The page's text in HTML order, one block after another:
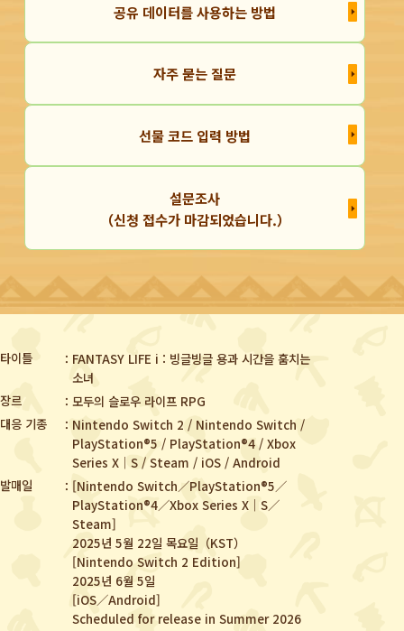
공유 데이터를 사용하는 방법
자주 묻는 질문
선물 코드 입력 방법
설문조사
（신청 접수가 마감되었습니다.）
타이틀
FANTASY LIFE i : 빙글빙글 용과 시간을 훔치는
소녀
장르
모두의 슬로우 라이프 RPG
대응 기종
Nintendo Switch 2 / Nintendo Switch /
PlayStation®5 / PlayStation®4 / Xbox
Series X｜S / Steam / iOS / Android
발매일
[Nintendo Switch／PlayStation®5／
PlayStation®4／Xbox Series X｜S／
Steam]
2025년 5월 22일 목요일（KST）
[Nintendo Switch 2 Edition]
2025년 6월 5일
[iOS／Android]
Scheduled for release in Summer 2026